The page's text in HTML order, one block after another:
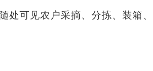
处可见农户采摘、分拣、装箱